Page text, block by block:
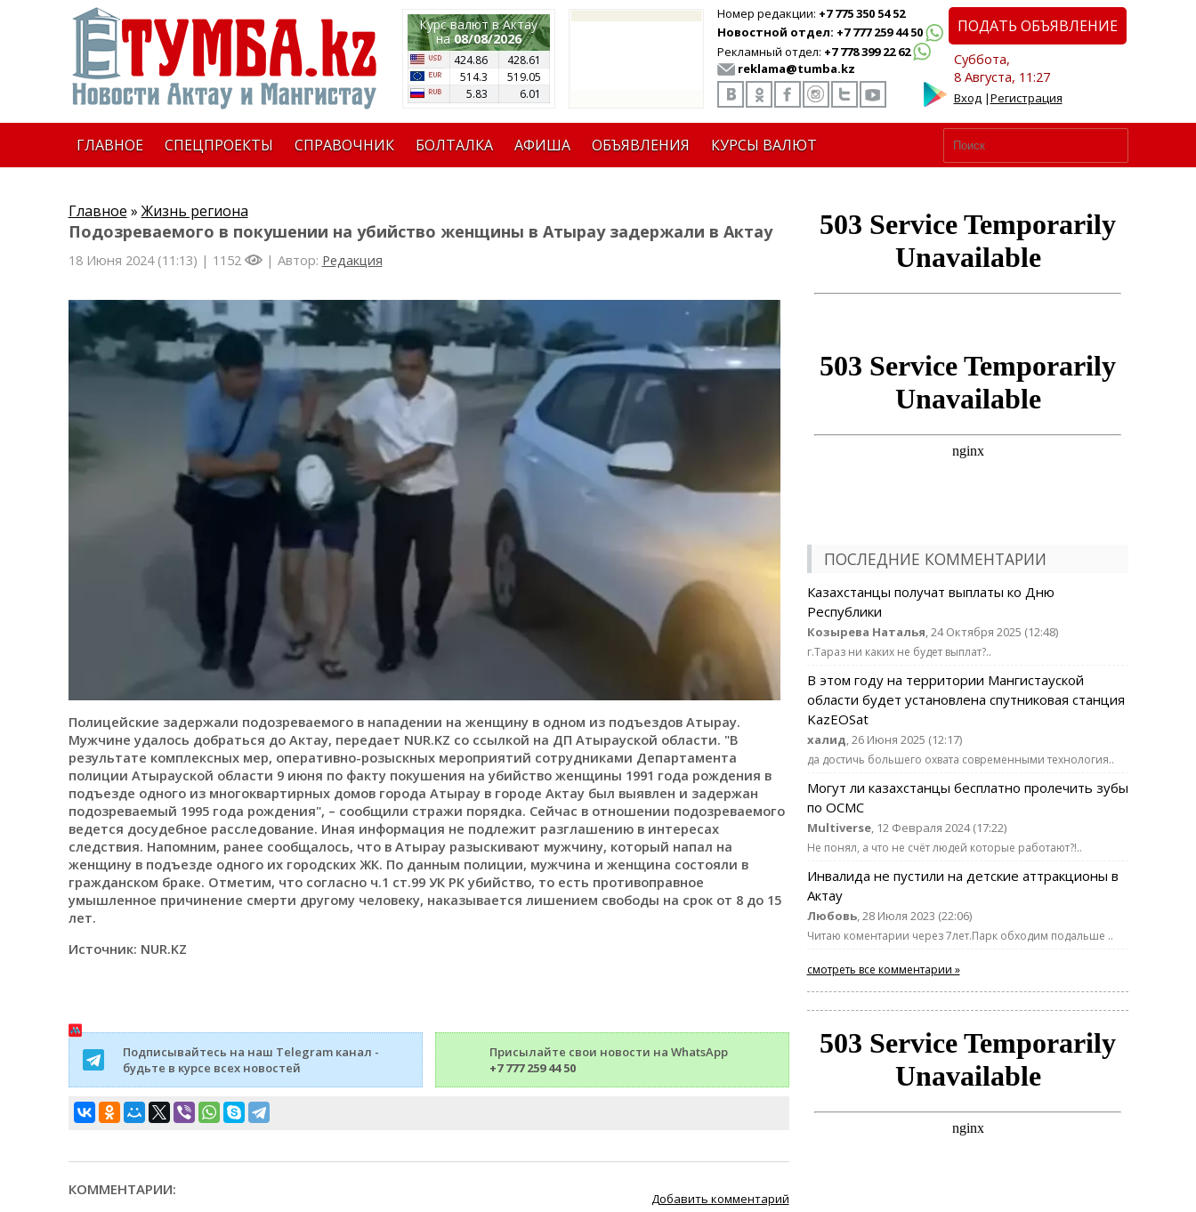
Курс валют в Актау
на08/08/2026
424.86
428.61
514.3
519.05
5.83
6.01
Номер редакции: +7 775 350 54 52
Новостной отдел: +7 777 259 44 50
Рекламный отдел: +7 778 399 22 62
reklama@tumba.kz
ПОДАТЬ ОБЪЯВЛЕНИЕ
Суббота,
8 Августа, 11:27
Вход|Регистрация
ГЛАВНОЕ СПЕЦПРОЕКТЫ СПРАВОЧНИК БОЛТАЛКА АФИША ОБЪЯВЛЕНИЯ КУРСЫ ВАЛЮТ
Главное » Жизнь региона
Подозреваемого в покушении на убийство женщины в Атырау задержали в Актау
18 Июня 2024 (11:13) | 1152 | Автор: Редакция
Полицейские задержали подозреваемого в нападении на женщину в одном из подъездов Атырау.
Мужчине удалось добраться до Актау, передает NUR.KZ со ссылкой на ДП Атырауской области. "В
результате комплексных мер, оперативно-розыскных мероприятий сотрудниками Департамента
полиции Атырауской области 9 июня по факту покушения на убийство женщины 1991 года рождения в
подъезде одного из многоквартирных домов города Атырау в городе Актау был выявлен и задержан
подозреваемый 1995 года рождения", – сообщили стражи порядка. Сейчас в отношении подозреваемого
ведется досудебное расследование. Иная информация не подлежит разглашению в интересах
следствия. Напомним, ранее сообщалось, что в Атырау разыскивают мужчину, который напал на
женщину в подъезде одного их городских ЖК. По данным полиции, мужчина и женщина состояли в
гражданском браке. Отметим, что согласно ч.1 ст.99 УК РК убийство, то есть противоправное
умышленное причинение смерти другому человеку, наказывается лишением свободы на срок от 8 до 15
лет.
Источник: NUR.KZ
Подписывайтесь на наш Telegram канал -
будьте в курсе всех новостей
Присылайте свои новости на WhatsApp
+7 777 259 44 50
КОММЕНТАРИИ:
Добавить комментарий
ПОСЛЕДНИЕ КОММЕНТАРИИ
Казахстанцы получат выплаты ко Дню
Республики
Козырева Наталья, 24 Октября 2025 (12:48)
г.Тараз ни каких не будет выплат?..
В этом году на территории Мангистауской
области будет установлена спутниковая станция
KazEOSat
халид, 26 Июня 2025 (12:17)
да достичь большего охвата современными технология..
Могут ли казахстанцы бесплатно пролечить зубы
по ОСМС
Multiverse, 12 Февраля 2024 (17:22)
Не понял, а что не счёт людей которые работают?!..
Инвалида не пустили на детские аттракционы в
Актау
Любовь, 28 Июля 2023 (22:06)
Читаю коментарии через 7лет.Парк обходим подальше ..
смотреть все комментарии »